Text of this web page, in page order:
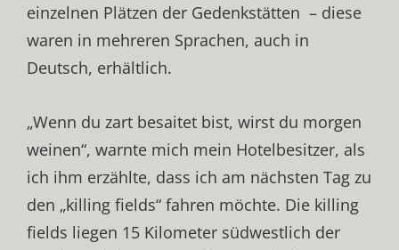
einzelnen Plätzen der Gedenkstätten – diese
waren in mehreren Sprachen, auch in
Deutsch, erhältlich.
„Wenn du zart besaitet bist, wirst du morgen
weinen“, warnte mich mein Hotelbesitzer, als
ich ihm erzählte, dass ich am nächsten Tag zu
den „killing fields“ fahren möchte. Die killing
fields liegen 15 Kilometer südwestlich der